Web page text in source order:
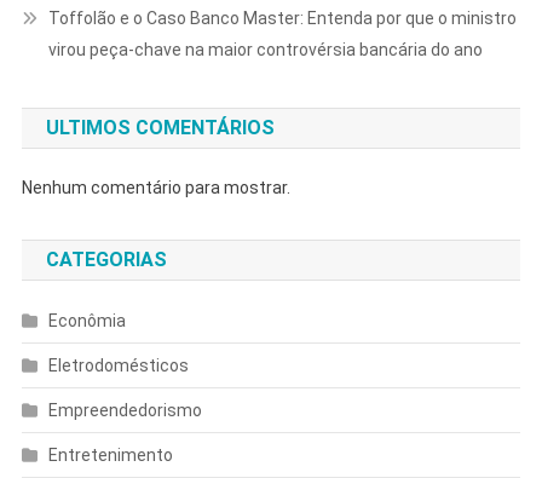
Toffolão e o Caso Banco Master: Entenda por que o ministro
virou peça-chave na maior controvérsia bancária do ano
ULTIMOS COMENTÁRIOS
Nenhum comentário para mostrar.
CATEGORIAS
Econômia
Eletrodomésticos
Empreendedorismo
Entretenimento